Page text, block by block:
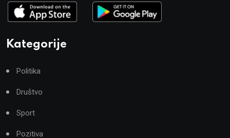
Kategorije
Politika
Društvo
Sport
Pozitiva